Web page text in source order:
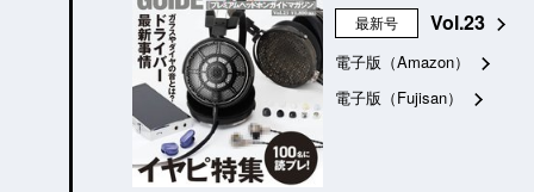
最新号 Vol.23
電子版（Amazon）
電子版（Fujisan）